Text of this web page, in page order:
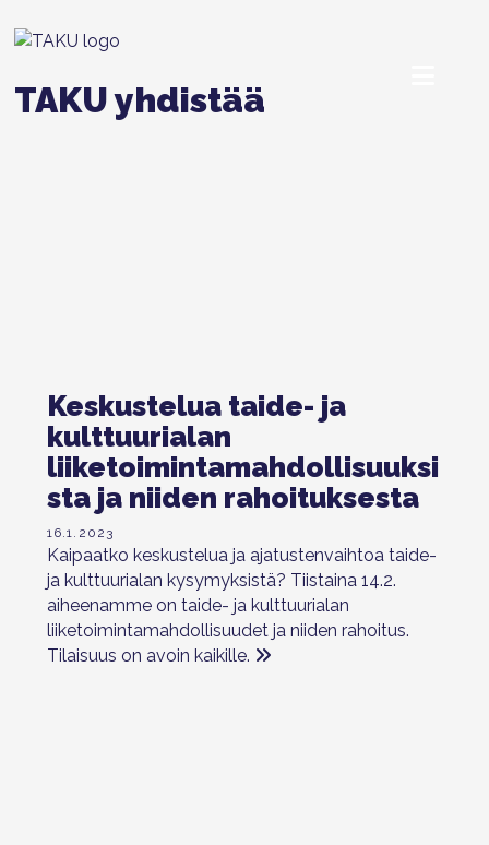
TAKU yhdistää
Keskustelua taide- ja
kulttuurialan
liiketoimintamahdollisuuksi
sta ja niiden rahoituksesta
16.1.2023
Kaipaatko keskustelua ja ajatustenvaihtoa taide-
ja kulttuurialan kysymyksistä? Tiistaina 14.2.
aiheenamme on taide- ja kulttuurialan
liiketoimintamahdollisuudet ja niiden rahoitus.
Tilaisuus on avoin kaikille.